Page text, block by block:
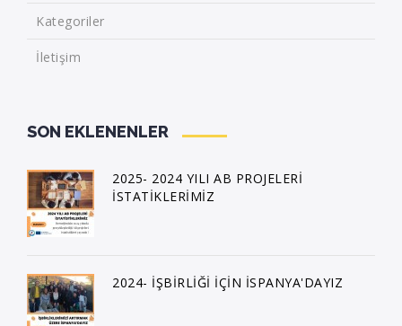
Kategoriler
İletişim
SON EKLENENLER
2025- 2024 YILI AB PROJELERİ
İSTATİKLERİMİZ
2024- İŞBİRLİĞİ İÇİN İSPANYA'DAYIZ